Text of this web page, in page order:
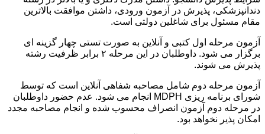
دندانپزشکی، پذیرش در آزمون ورودی، داشتن موافقت بالاترین
مقام مسئول برای شاغلین دولتی است.
آزمون مرحله اول کتبی و آنلاین به صورت تستی چهار گزینه ای
برگزار می شود. داوطلبان در این مرحله ۲ برابر ظرفیت رشته
پذیرش می شوند.
آزمون مرحله دوم شامل مصاحبه شفاهی آنلاین است که توسط
شورای برنامه ریزی MDPH انجام می شود. عدم حضور داوطلبان
در مرحله دوم آزمون انصراف محسوب شده و انجام مصاحبه مجدد
امکان پذیر نخواهد بود.